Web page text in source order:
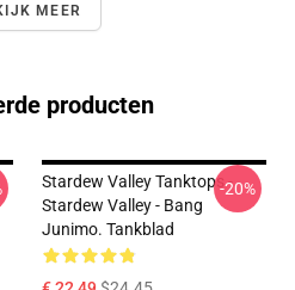
MEER
producten
Stardew Valley Tanktops -
Stardew Valley - Bang
Junimo. Tankblad
-20%